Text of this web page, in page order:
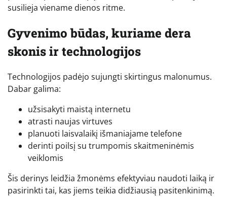
susilieja viename dienos ritme.
Gyvenimo būdas, kuriame dera
skonis ir technologijos
Technologijos padėjo sujungti skirtingus malonumus.
Dabar galima:
užsisakyti maistą internetu
atrasti naujas virtuves
planuoti laisvalaikį išmaniajame telefone
derinti poilsį su trumpomis skaitmeninėmis
veiklomis
Šis derinys leidžia žmonėms efektyviau naudoti laiką ir
pasirinkti tai, kas jiems teikia didžiausią pasitenkinimą.